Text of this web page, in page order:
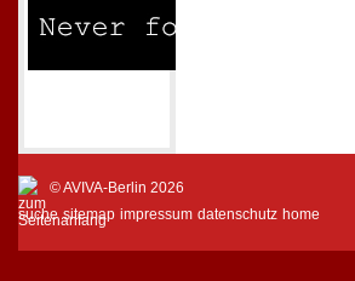
© AVIVA-Berlin 2026
suche sitemap impressum datenschutz home